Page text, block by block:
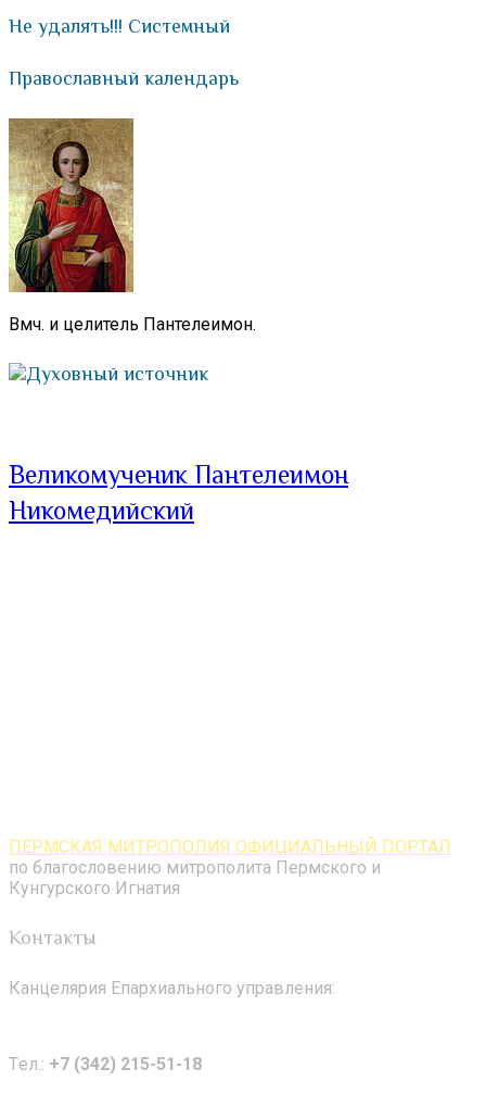
Не удалять!!! Системный
Православный календарь
Вмч. и целитель Пантелеимон.
Духовный источник
Великомученик Пантелеимон
Никомедийский
ПЕРМСКАЯ МИТРОПОЛИЯ ОФИЦИАЛЬНЫЙ ПОРТАЛ
по благословению митрополита Пермского и
Кунгурского Игнатия
Контакты
Канцелярия Епархиального управления:
Tел.: +7 (342) 215-51-18